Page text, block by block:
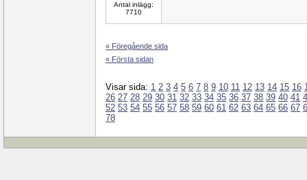
Antal inlägg:
7710
« Föregående sida
« Första sidan
Visar sida: 1 2 3 4 5 6 7 8 9 10 11 12 13 14 15 16
26 27 28 29 30 31 32 33 34 35 36 37 38 39 40 41
52 53 54 55 56 57 58 59 60 61 62 63 64 65 66 67
78